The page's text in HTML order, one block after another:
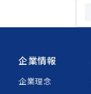
企業情報
企業理念